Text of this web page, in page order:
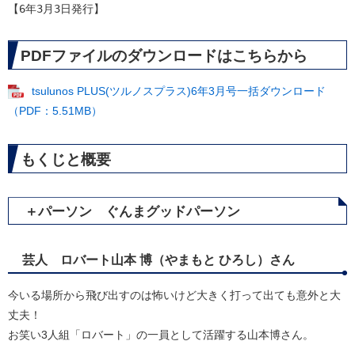
【6年3月3日発行】
PDFファイルのダウンロードはこちらから
tsulunos PLUS(ツルノスプラス)6年3月号一括ダウンロード
（PDF：5.51MB）
もくじと概要
＋パーソン ぐんまグッドパーソン
芸人 ロバート山本 博（やまもと ひろし）さん
今いる場所から飛び出すのは怖いけど大きく打って出ても意外と大
丈夫！
お笑い3人組「ロバート」の一員として活躍する山本博さん。